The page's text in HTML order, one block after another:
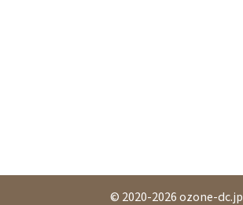
© 2020-2026 ozone-dc.jp